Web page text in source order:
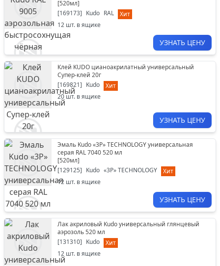
[520мл]
[169173] Kudo RAL
Хит
12 шт. в ящике
УЗНАТЬ ЦЕНУ
Клей KUDO цианоакрилатный универсальный
Супер-клей 20г
[169821] Kudo
Хит
20шт. в ящике
УЗНАТЬ ЦЕНУ
Эмаль Kudo «3P» TECHNOLOGY универсальная
серая RAL 7040 520 мл
[520мл]
[129125] Kudo «3P» TECHNOLOGY
Хит
12 шт. в ящике
УЗНАТЬ ЦЕНУ
Лак акриловый Kudo универсальный глянцевый
аэрозоль 520 мл
[131310] Kudo
Хит
12 шт. в ящике